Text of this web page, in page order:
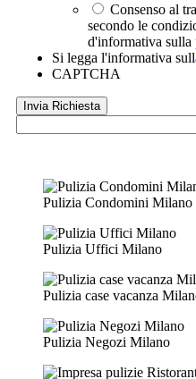
Consenso al
secondo le
d'informativa sulla
Si legga l'informativa
CAPTCHA
Pulizia Condomini Milano
Pulizia Uffici Milano
Pulizia case vacanza
Pulizia Negozi Milano